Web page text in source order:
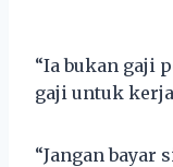
“Ia bukan gaji
gaji untuk
“Jangan bayar